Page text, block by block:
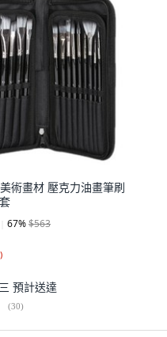
術畫材 壓克力油畫筆刷
67%$563
)
預計送達
(30)